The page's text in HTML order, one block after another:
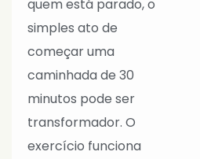
quem está parado, o
simples ato de
começar uma
caminhada de 30
minutos pode ser
transformador. O
exercício funciona